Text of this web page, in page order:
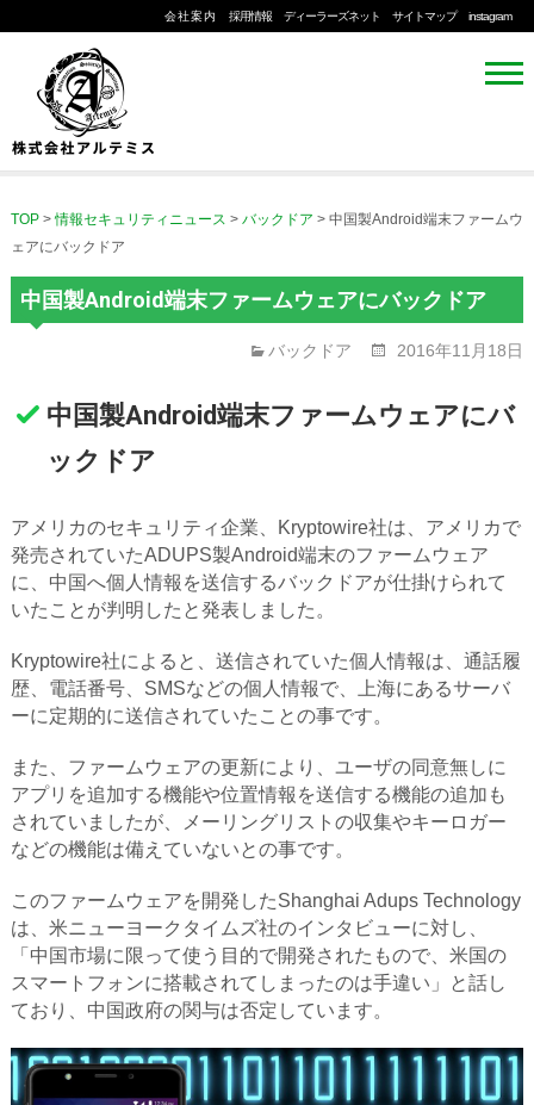
会社案内 採用情報 ディーラーズネット サイトマップ instagram
TOP>情報セキュリティニュース > バックドア > 中国製Android端末ファームウ
ェアにバックドア
中国製Android端末ファームウェアにバックドア
2016年11月18日
バックドア
中国製Android端末ファームウェアにバ
ックドア
アメリカのセキュリティ企業、Kryptowire社は、アメリカで
発売されていたADUPS製Android端末のファームウェア
に、中国へ個人情報を送信するバックドアが仕掛けられて
いたことが判明したと発表しました。
Kryptowire社によると、送信されていた個人情報は、通話履
歴、電話番号、SMSなどの個人情報で、上海にあるサーバ
ーに定期的に送信されていたことの事です。
また、ファームウェアの更新により、ユーザの同意無しに
アプリを追加する機能や位置情報を送信する機能の追加も
されていましたが、メーリングリストの収集やキーロガー
などの機能は備えていないとの事です。
このファームウェアを開発したShanghai Adups Technology
は、米ニューヨークタイムズ社のインタビューに対し、
「中国市場に限って使う目的で開発されたもので、米国の
スマートフォンに搭載されてしまったのは手違い」と話し
ており、中国政府の関与は否定しています。